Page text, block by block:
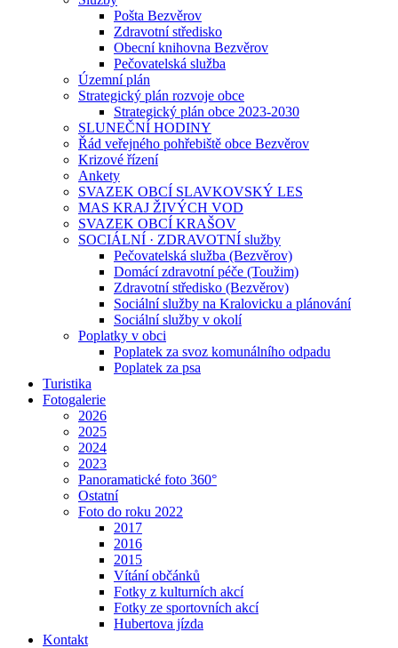
Pošta Bezvěrov
Zdravotní středisko
Obecní knihovna Bezvěrov
Pečovatelská služba
Územní plán
Strategický plán rozvoje obce
Strategický plán obce 2023-2030
SLUNEČNÍ HODINY
Řád veřejného pohřebiště obce Bezvěrov
Krizové řízení
Ankety
SVAZEK OBCÍ SLAVKOVSKÝ LES
MAS KRAJ ŽIVÝCH VOD
SVAZEK OBCÍ KRAŠOV
SOCIÁLNÍ · ZDRAVOTNÍ služby
Pečovatelská služba (Bezvěrov)
Domácí zdravotní péče (Toužim)
Zdravotní středisko (Bezvěrov)
Sociální služby na Kralovicku a plánování
Sociální služby v okolí
Poplatky v obci
Poplatek za svoz komunálního odpadu
Poplatek za psa
Turistika
Fotogalerie
2026
2025
2024
2023
Panoramatické foto 360°
Ostatní
Foto do roku 2022
2017
2016
2015
Vítání občánků
Fotky z kulturních akcí
Fotky ze sportovních akcí
Hubertova jízda
Kontakt